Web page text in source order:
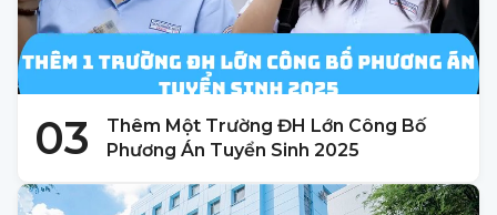
03
Thêm Một Trường ĐH Lớn Công Bố
Phương Án Tuyển Sinh 2025